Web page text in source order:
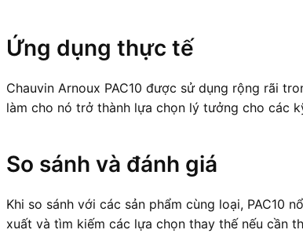
Ứng dụng thực tế
Chauvin Arnoux PAC10 được sử dụng rộng rãi
làm cho nó trở thành lựa chọn lý tưởng cho các
So sánh và đánh giá
Khi so sánh với các sản phẩm cùng loại, PAC10
xuất và tìm kiếm các lựa chọn thay thế nếu cần